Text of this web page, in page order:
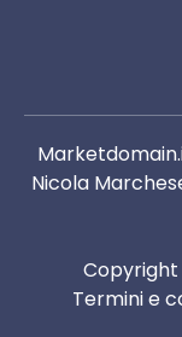
Nicola
Termini e